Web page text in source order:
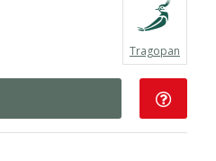
Tragopan